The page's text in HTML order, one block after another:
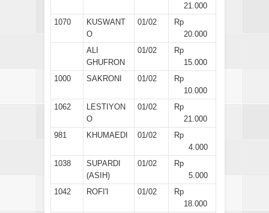
21.000
1070
KUSWANT
O
01/02
Rp
20.000
ALI
GHUFRON
01/02
Rp
15.000
1000
SAKRONI 01/02
Rp
10.000
1062
LESTIYON
O
01/02
Rp
21.000
981
KHUMAEDI 01/02
Rp
4.000
1038
SUPARDI
(ASIH)
01/02
Rp
5.000
1042
ROFI'I 01/02
Rp
18.000